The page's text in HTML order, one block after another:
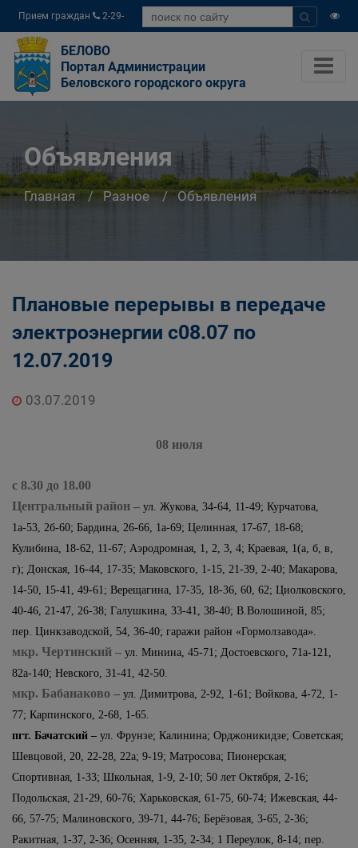
Прием граждан
2-29-
04
БЕЛОВО
Портал Администрации
Беловского городского округа
Объявления
Главная Разное Объявления
Плановые перерывы в передаче
электроэнергии c08.07 по
12.07.2019
03.07.2019
08 июля
с 8.30 до 18.00
Центральный район – ул. Жукова, 34-64, 11-49; Курчатова,
1а-53, 2б-60; Бардина, 26-66, 1а-69; Целинная, 17-67, 18-68;
Кулибина, 18-62, 11-67; Аэродромная, 1, 2, 3, 4; Краевая, 1(а, б, в,
г); Донская, 16-44, 17-35; Маковского, 1-15, 21-39, 2-40; Макарова,
14-50, 15-41, 49-61; Верещагина, 17-35, 18-36, 60, 62; Циолковского,
40-46, 21-47, 26-38; Галушкина, 33-41, 38-40; В.Волошиной, 85;
пер. Цинкзаводской, 54, 36-40; гаражи район «Гормолзавода».
мкр. Чертинский – ул. Минина, 45-71; Достоевского, 71а-121,
82а-140; Невского, 31-41, 42-50.
мкр. Бабанаково – ул. Димитрова, 2-92, 1-61; Войкова, 4-72, 1-
77; Карпинского, 2-68, 1-65.
пгт. Бачатский – ул. Фрунзе; Калинина; Орджоникидзе; Советская;
Шевцовой, 20, 22-28, 22а; 9-19; Матросова; Пионерская;
Спортивная, 1-33; Школьная, 1-9, 2-10; 50 лет Октября, 2-16;
Подольская, 21-29, 60-76; Харьковская, 61-75, 60-74; Ижевская, 44-
66, 57-75; Малиновского, 39-71, 44-76; Берёзовая, 3-65, 2-36;
Ракитная, 1-37, 2-36; Осенняя, 1-35, 2-34; 1 Переулок, 8-14; пер.